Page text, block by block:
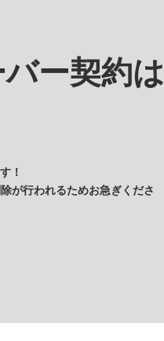
ー契約は
！
が行われるためお急ぎくださ